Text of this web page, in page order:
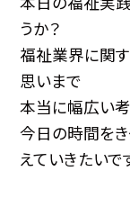
うか？
福祉業界に関
思いまで
本当に幅広い考
今日の時間をき
えていきたいで